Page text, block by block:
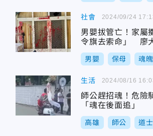
社會
男嬰拔管亡！家屬
令旗去索命」 廖
母不順
男嬰 保母 魂魄
2024/09/24
生活
師公趕招魂！危
「魂在後面追」
高雄 師公 道士
2024/08/16